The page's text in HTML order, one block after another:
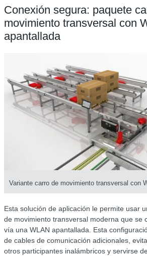
Conexión segura: paquete
movimiento transversal con
apantallada
Variante carro de movimiento transversal con
Esta solución de aplicación le permite usar
de movimiento transversal moderna que se
vía una WLAN apantallada. Esta
de cables de comunicación adicionales,
otros participantes inalámbricos y servirse